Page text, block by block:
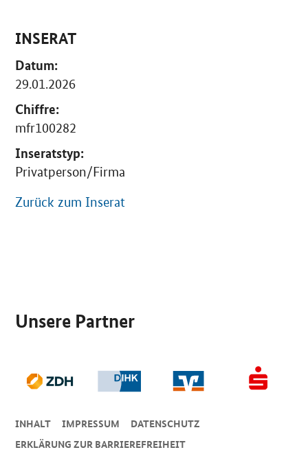
INSERAT
Datum:
29.01.2026
Chiffre:
mfr100282
Inseratstyp:
Privatperson/Firma
Zurück zum Inserat
Unsere Partner
INHALT IMPRESSUM
DA­TEN­SCHUTZ
ERKLÄRUNG ZUR BARRIEREFREIHEIT